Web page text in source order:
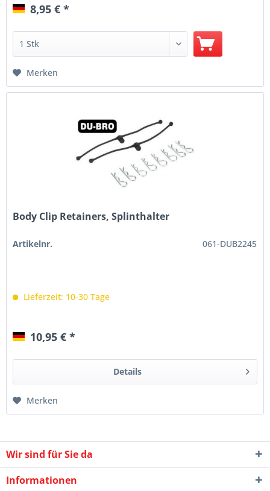
8,95 € *
Merken
Body Clip Retainers, Splinthalter
Artikelnr. 061-DUB2245
Lieferzeit: 10-30 Tage
10,95 € *
Details
Merken
Wir sind für Sie da
Informationen